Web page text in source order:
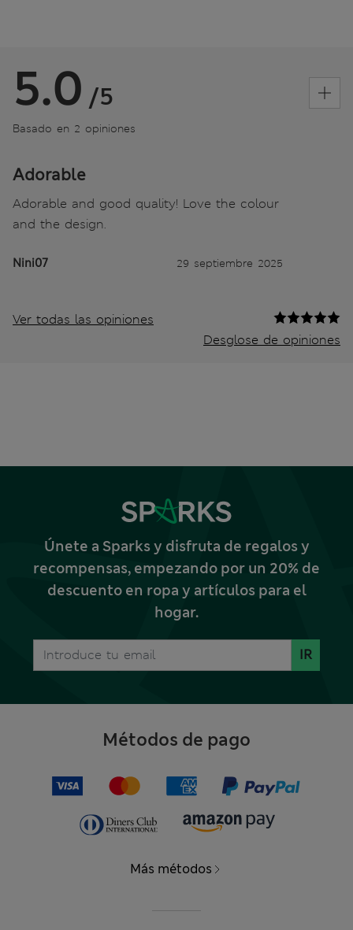
5.0 /5
Basado en 2 opiniones
Adorable
Adorable and good quality! Love the colour
and the design.
Nini07 29 septiembre 2025
Ver todas las opiniones
Desglose de opiniones
Únete a Sparks y disfruta de regalos y
recompensas, empezando por un 20% de
descuento en ropa y artículos para el
hogar.
IR
Métodos de pago
Más métodos